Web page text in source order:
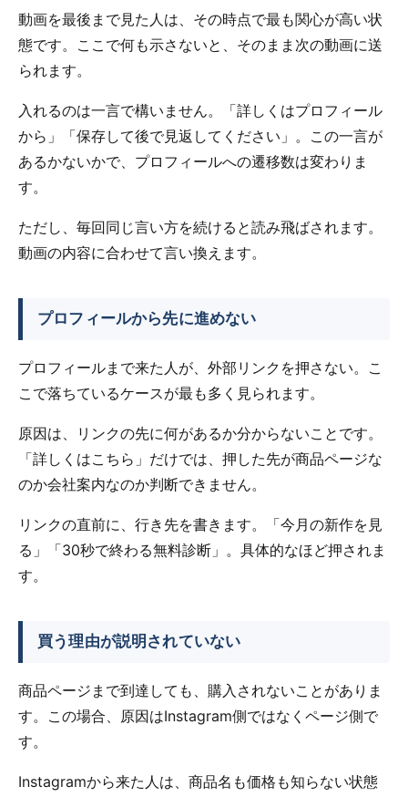
動画を最後まで見た人は、その時点で最も関心が高い状
態です。ここで何も示さないと、そのまま次の動画に送
られます。
入れるのは一言で構いません。「詳しくはプロフィール
から」「保存して後で見返してください」。この一言が
あるかないかで、プロフィールへの遷移数は変わりま
す。
ただし、毎回同じ言い方を続けると読み飛ばされます。
動画の内容に合わせて言い換えます。
プロフィールから先に進めない
プロフィールまで来た人が、外部リンクを押さない。こ
こで落ちているケースが最も多く見られます。
原因は、リンクの先に何があるか分からないことです。
「詳しくはこちら」だけでは、押した先が商品ページな
のか会社案内なのか判断できません。
リンクの直前に、行き先を書きます。「今月の新作を見
る」「30秒で終わる無料診断」。具体的なほど押されま
す。
買う理由が説明されていない
商品ページまで到達しても、購入されないことがありま
す。この場合、原因はInstagram側ではなくページ側で
す。
Instagramから来た人は、商品名も価格も知らない状態